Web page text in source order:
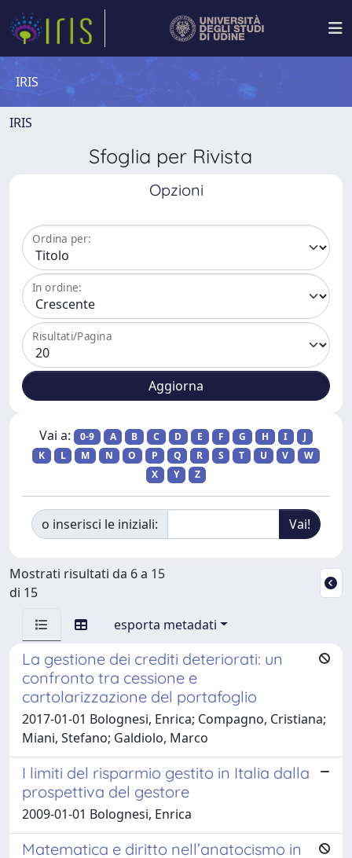
IRIS
IRIS
Sfoglia per Rivista
Opzioni
Ordina per:
In ordine:
Risultati/Pagina
Vai a: 0-9 A B C D E F G H I
J
K
L M N O P Q R S T U V
W
X
Y Z
o inserisci le iniziali:
Mostrati risultati da 6 a 15
di 15
esporta metadati
La gestione dei crediti deteriorati: un
confronto tra cessione e
cartolarizzazione del portafoglio
2017-01-01 Bolognesi, Enrica; Compagno, Cristiana;
Miani, Stefano; Galdiolo, Marco
I limiti del risparmio gestito in Italia dalla
prospettiva del gestore
2009-01-01 Bolognesi, Enrica
Matematica e diritto nell’anatocismo in